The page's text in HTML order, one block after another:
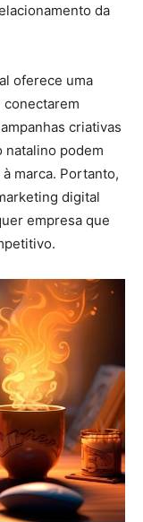
da
oferece uma
conectarem
criativas
natalino podem
marca. Portanto,
digital
empresa que